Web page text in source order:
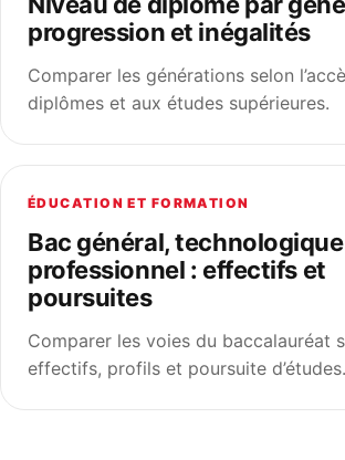
progression et inégalités
Comparer les générations selon
diplômes et aux études supérieures.
ÉDUCATION ET FORMATION
Bac général,
professionnel : effectifs et
poursuites
Comparer les voies du baccalauréat
effectifs, profils et poursuite d’études.